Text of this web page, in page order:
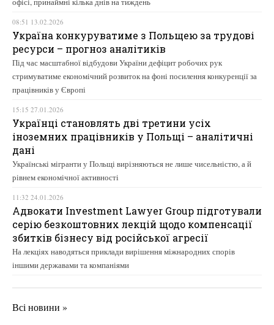
08:51 13.02.2026
Україна конкуруватиме з Польщею за трудові
ресурси – прогноз аналітиків
Під час масштабної відбудови України дефіцит робочих рук
стримуватиме економічний розвиток на фоні посилення конкуренції за
працівників у Європі
15:15 27.01.2026
Українці становлять дві третини усіх
іноземних працівників у Польщі – аналітичні
дані
Українські мігранти у Польщі вирізняються не лише чисельністю, а й
рівнем економічної активності
11:32 24.01.2026
Адвокати Investment Lawyer Group підготували
серію безкоштовних лекцій щодо компенсації
збитків бізнесу від російської агресії
На лекціях наводяться приклади вирішення міжнародних спорів
іншими державами та компаніями
Всі новини »